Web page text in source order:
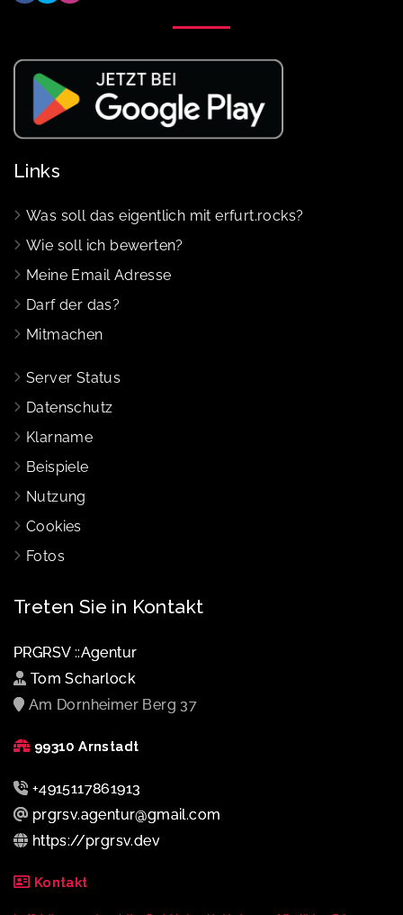
Links
Was soll das eigentlich mit erfurt.rocks?
Wie soll ich bewerten?
Meine Email Adresse
Darf der das?
Mitmachen
Server Status
Datenschutz
Klarname
Beispiele
Nutzung
Cookies
Fotos
Treten Sie in Kontakt
PRGRSV ::Agentur
Tom Scharlock
Am Dornheimer Berg 37
99310 Arnstadt
+4915117861913
prgrsv.agentur@gmail.com
https://prgrsv.dev
Kontakt